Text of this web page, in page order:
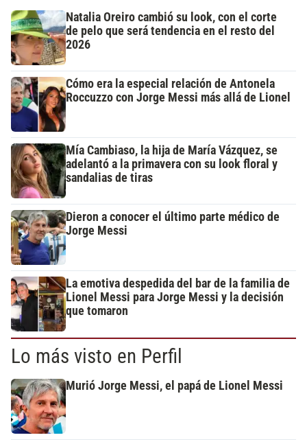
Natalia Oreiro cambió su look, con el corte
de pelo que será tendencia en el resto del
2026
Cómo era la especial relación de Antonela
Roccuzzo con Jorge Messi más allá de Lionel
Mía Cambiaso, la hija de María Vázquez, se
adelantó a la primavera con su look floral y
sandalias de tiras
Dieron a conocer el último parte médico de
Jorge Messi
La emotiva despedida del bar de la familia de
Lionel Messi para Jorge Messi y la decisión
que tomaron
Lo más visto en Perfil
Murió Jorge Messi, el papá de Lionel Messi